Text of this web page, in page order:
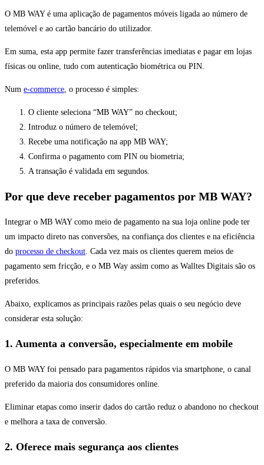
O MB WAY é uma aplicação de pagamentos móveis ligada ao número de
telemóvel e ao cartão bancário do utilizador.
Em suma, esta app permite fazer transferências imediatas e pagar em lojas
físicas ou online, tudo com autenticação biométrica ou PIN.
Num e-commerce , o processo é simples:
O cliente seleciona “MB WAY” no checkout;
Introduz o número de telemóvel;
Recebe uma notificação na app MB WAY;
Confirma o pagamento com PIN ou biometria;
A transação é validada em segundos.
Por que deve receber pagamentos por MB WAY?
Integrar o MB WAY como meio de pagamento na sua loja online pode ter
um impacto direto nas conversões, na confiança dos clientes e na eficiência
do processo de checkout . Cada vez mais os clientes querem meios de
pagamento sem fricção, e o MB Way assim como as Walltes Digitais são os
preferidos.
Abaixo, explicamos as principais razões pelas quais o seu negócio deve
considerar esta solução:
1. Aumenta a conversão, especialmente em mobile
O MB WAY foi pensado para pagamentos rápidos via smartphone, o canal
preferido da maioria dos consumidores online.
Eliminar etapas como inserir dados do cartão reduz o abandono no checkout
e melhora a taxa de conversão.
2. Oferece mais segurança aos clientes